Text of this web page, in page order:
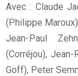
Avec : Claude
(Philippe
Jean-Paul
(Corréjou),
Goff), Peter